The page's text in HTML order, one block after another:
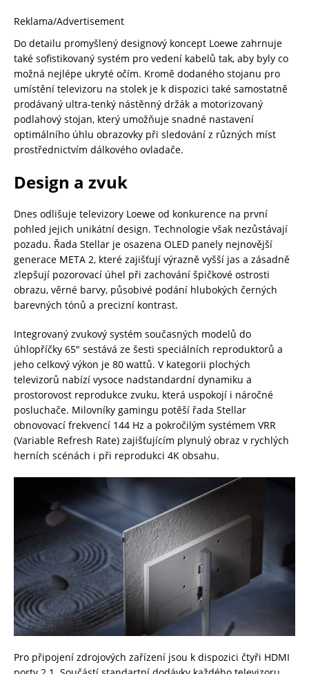
Reklama/Advertisement
Do detailu promyšlený designový koncept Loewe zahrnuje
také sofistikovaný systém pro vedení kabelů tak, aby byly co
možná nejlépe ukryté očím. Kromě dodaného stojanu pro
umístění televizoru na stolek je k dispozici také samostatně
prodávaný ultra-tenký nástěnný držák a motorizovaný
podlahový stojan, který umožňuje snadné nastavení
optimálního úhlu obrazovky při sledování z různých míst
prostřednictvím dálkového ovladače.
Design a zvuk
Dnes odlišuje televizory Loewe od konkurence na první
pohled jejich unikátní design. Technologie však nezůstávají
pozadu. Řada Stellar je osazena OLED panely nejnovější
generace META 2, které zajišťují výrazně vyšší jas a zásadně
zlepšují pozorovací úhel při zachování špičkové ostrosti
obrazu, věrné barvy, působivé podání hlubokých černých
barevných tónů a precizní kontrast.
Integrovaný zvukový systém současných modelů do
úhlopříčky 65″ sestává ze šesti speciálních reproduktorů a
jeho celkový výkon je 80 wattů. V kategorii plochých
televizorů nabízí vysoce nadstandardní dynamiku a
prostorovost reprodukce zvuku, která uspokojí i náročné
posluchače. Milovníky gamingu potěší řada Stellar
obnovovací frekvencí 144 Hz a pokročilým systémem VRR
(Variable Refresh Rate) zajišťujícím plynulý obraz v rychlých
herních scénách i při reprodukci 4K obsahu.
Pro připojení zdrojových zařízení jsou k dispozici čtyři HDMI